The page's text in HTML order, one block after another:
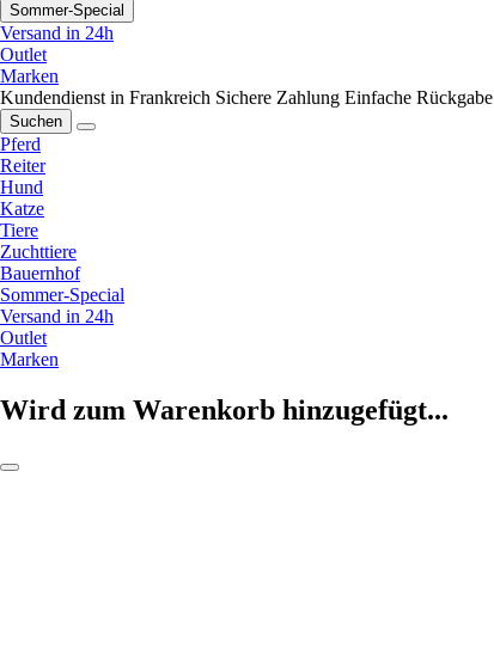
Sommer-Special
Versand in 24h
Outlet
Marken
Kundendienst in Frankreich Sichere Zahlung Einfache Rückgabe
Suchen
Pferd
Reiter
Hund
Katze
Tiere
Zuchttiere
Bauernhof
Sommer-Special
Versand in 24h
Outlet
Marken
Wird zum Warenkorb hinzugefügt...